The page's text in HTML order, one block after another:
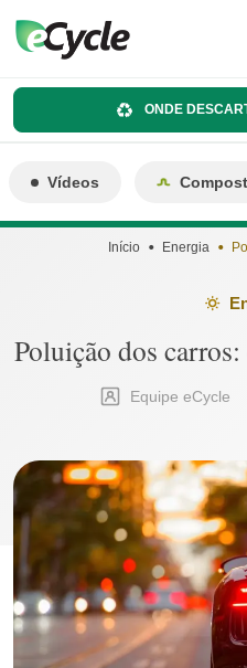
ONDE
Vídeos
Início Energia
Poluição dos
Equipe eCycle